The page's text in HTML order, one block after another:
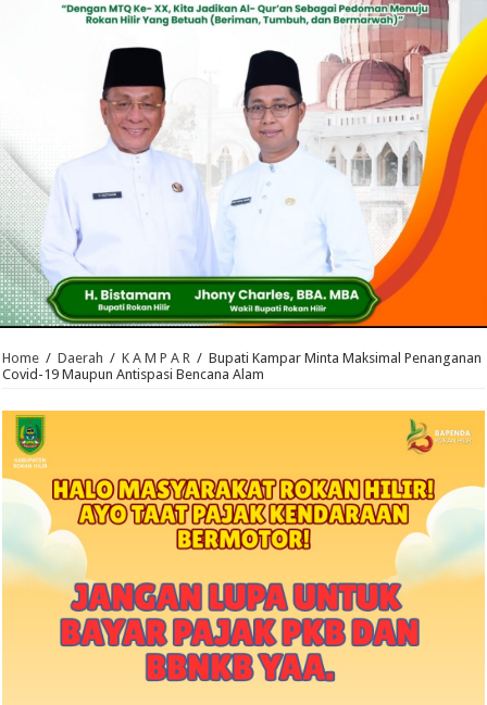
Home / Daerah / K A M P A R / Bupati Kampar Minta Maksimal Penanganan
Covid-19 Maupun Antispasi Bencana Alam